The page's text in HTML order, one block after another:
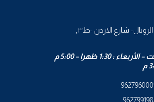
شارع الاردن -ط٣,
: 1:30 ظهرا – 5:00 م